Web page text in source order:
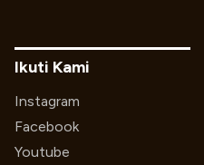
Ikuti Kami
Instagram
Facebook
Youtube